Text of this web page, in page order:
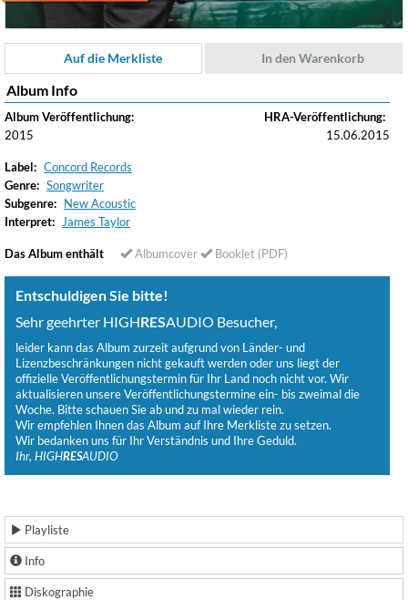
Auf die Merkliste In den Warenkorb
Album Info
Album Veröffentlichung:
2015
HRA-Veröffentlichung:
15.06.2015
Label: Concord Records
Genre: Songwriter
Subgenre: New Acoustic
Interpret:
James Taylor
Das Album enthält Albumcover Booklet (PDF)
Entschuldigen Sie bitte!
Sehr geehrter HIGHRESAUDIO Besucher,
leider kann das Album zurzeit aufgrund von Länder- und
Lizenzbeschränkungen nicht gekauft werden oder uns liegt der
offizielle Veröffentlichungstermin für Ihr Land noch nicht vor. Wir
aktualisieren unsere Veröffentlichungstermine ein- bis zweimal die
Woche. Bitte schauen Sie ab und zu mal wieder rein.
Wir empfehlen Ihnen das Album auf Ihre Merkliste zu setzen.
Wir bedanken uns für Ihr Verständnis und Ihre Geduld.
Ihr, HIGHRESAUDIO
Playliste
Info
Diskographie